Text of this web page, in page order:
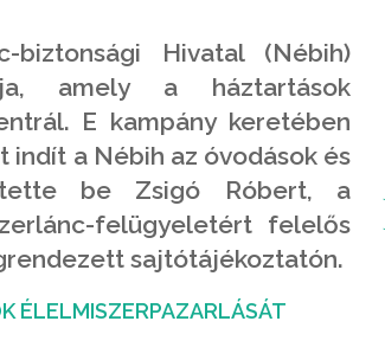
biztonsági Hivatal (Nébih)
amely a háztartások
E kampány keretében
a Nébih az óvodások és
be Zsigó Róbert, a
felügyeletért felelős
sajtótájékoztatón.
ÉLELMISZERPAZARLÁSÁT